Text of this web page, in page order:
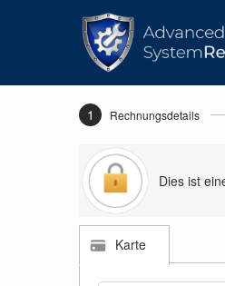
1 Rechnungsdetails
Dies ist
Karte